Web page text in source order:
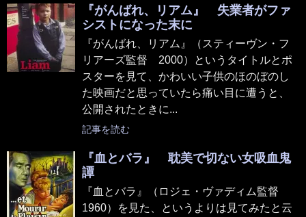
『がんばれ、リアム』 失業者がファ
シストになった末に
『がんばれ、リアム』（スティーヴン・フ
リアーズ監督 2000）というタイトルとポ
スターを見て、かわいい子供のほのぼのし
た映画だと思っていたら痛い目に遭うと、
公開されたときに...
記事を読む
『血とバラ』 耽美で切ない女吸血鬼
譚
『血とバラ』（ロジェ・ヴァディム監督
1960）を見た、というよりは見てみたと云